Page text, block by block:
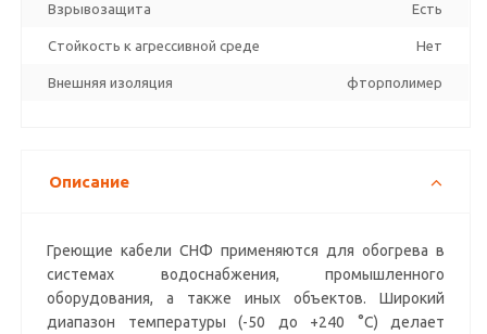
Взрывозащита Есть
Стойкость к агрессивной среде Нет
Внешняя изоляция фторполимер
Описание
Греющие кабели СНФ применяются для обогрева в
системах водоснабжения, промышленного
оборудования, а также иных объектов. Широкий
диапазон температуры (-50 до +240 °С) делает